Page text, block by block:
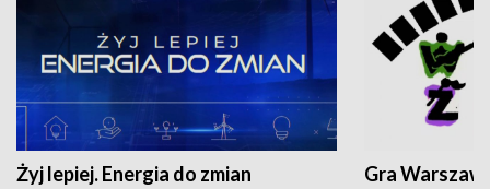
Żyj lepiej. Energia do zmian Gra